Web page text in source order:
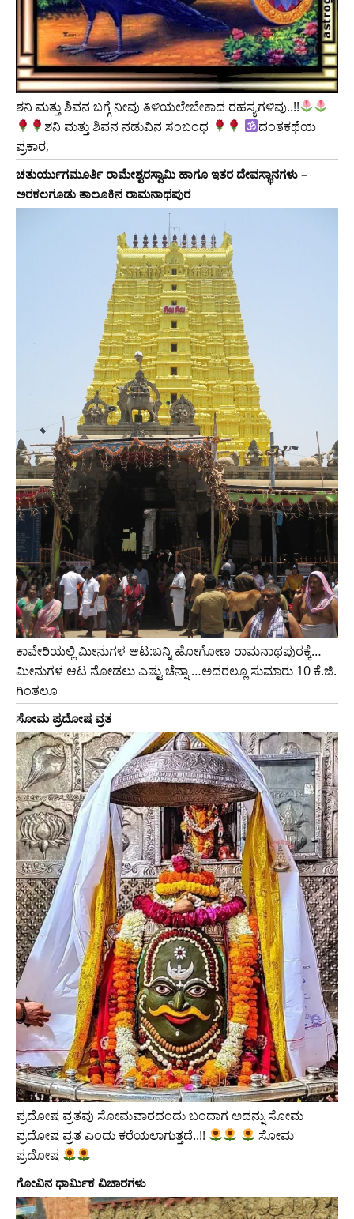
ಶನಿ ಮತ್ತು ಶಿವನ ಬಗ್ಗೆ ನೀವು ತಿಳಿಯಲೇಬೇಕಾದ ರಹಸ್ಯಗಳಿವು..!!
ಶನಿ ಮತ್ತು ಶಿವನ ನಡುವಿನ ಸಂಬಂಧ
ದಂತಕಥೆಯ
ಪ್ರಕಾರ,
ಚತುರ್ಯುಗಮೂರ್ತಿ ರಾಮೇಶ್ವರಸ್ವಾಮಿ ಹಾಗೂ ಇತರ ದೇವಸ್ಥಾನಗಳು –
ಅರಕಲಗೂಡು ತಾಲೂಕಿನ ರಾಮನಾಥಪುರ
ಕಾವೇರಿಯಲ್ಲಿ ಮೀನುಗಳ ಆಟ:ಬನ್ನಿ ಹೋಗೋಣ ರಾಮನಾಥಪುರಕ್ಕೆ…
ಮೀನುಗಳ ಆಟ ನೋಡಲು ಎಷ್ಟು ಚೆನ್ನಾ …ಅದರಲ್ಲೂ ಸುಮಾರು 10 ಕೆ.ಜಿ.
ಗಿಂತಲೂ
ಸೋಮ ಪ್ರದೋಷ ವ್ರತ
ಪ್ರದೋಷ ವ್ರತವು ಸೋಮವಾರದಂದು ಬಂದಾಗ ಅದನ್ನು ಸೋಮ
ಪ್ರದೋಷ ವ್ರತ ಎಂದು ಕರೆಯಲಾಗುತ್ತದೆ..!!
ಸೋಮ
ಪ್ರದೋಷ
ಗೋವಿನ ಧಾರ್ಮಿಕ ವಿಚಾರಗಳು